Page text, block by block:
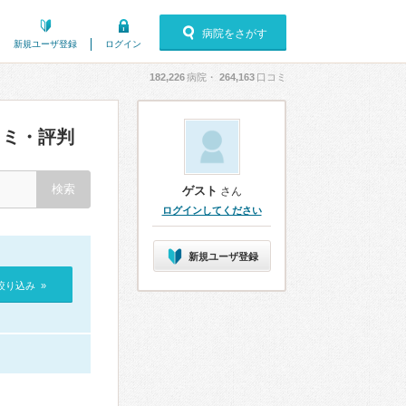
新規ユーザ登録 ログイン
病院をさがす
182,226病院・ 264,163 口コミ
・評判
り込み »
ゲスト さん
ログインしてください
新規ユーザ登録